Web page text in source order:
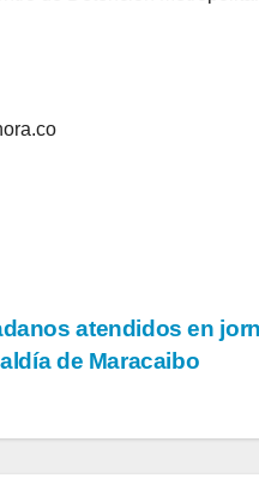
atendidos en
de Maracaibo